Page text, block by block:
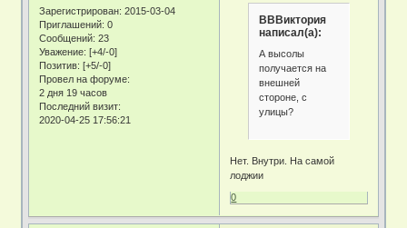
Зарегистрирован: 2015-03-04
Приглашений: 0
Сообщений: 23
Уважение: [+4/-0]
Позитив: [+5/-0]
Провел на форуме:
2 дня 19 часов
Последний визит:
2020-04-25 17:56:21
ВВВиктория
написал(а):
А высолы
получается на
внешней
стороне, с
улицы?
Нет. Внутри. На самой
лоджии
0